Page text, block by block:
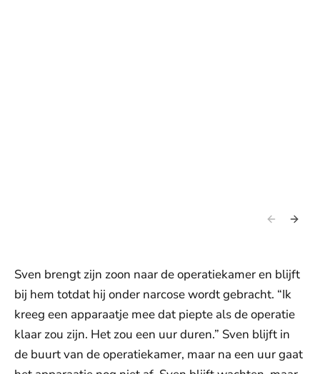
Sven brengt zijn zoon naar de operatiekamer en blijft
bij hem totdat hij onder narcose wordt gebracht. “Ik
kreeg een apparaatje mee dat piepte als de operatie
klaar zou zijn. Het zou een uur duren.” Sven blijft in
de buurt van de operatiekamer, maar na een uur gaat